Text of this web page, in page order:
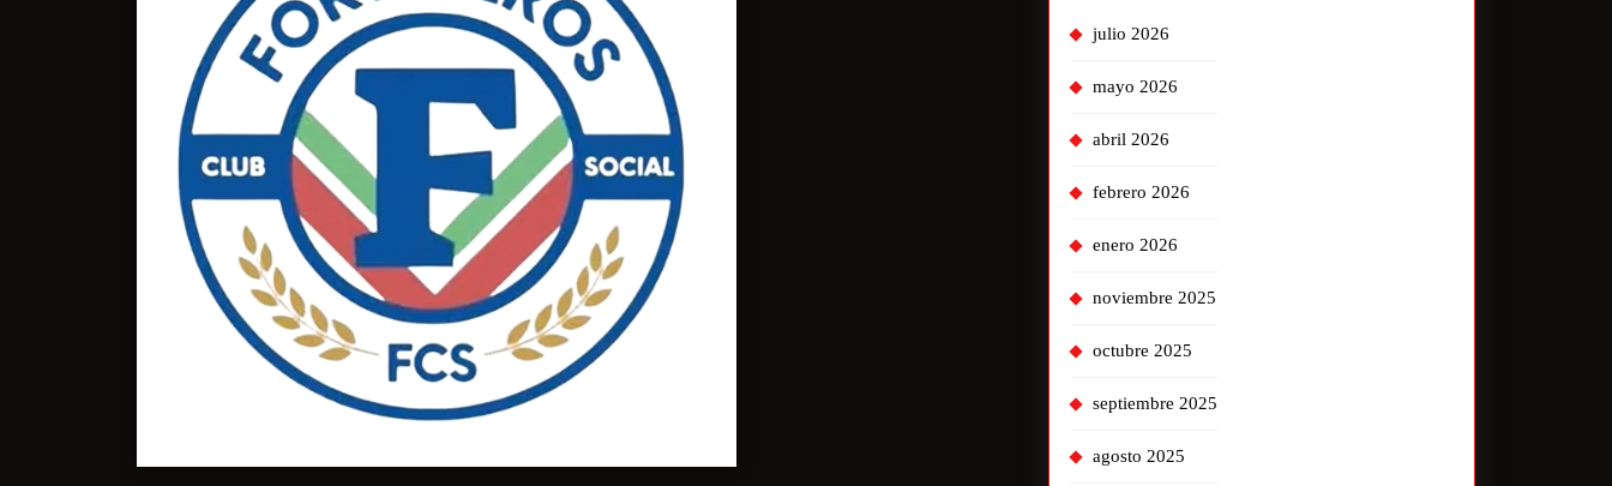
julio 2026
mayo 2026
abril 2026
febrero 2026
enero 2026
noviembre 2025
octubre 2025
septiembre 2025
agosto 2025